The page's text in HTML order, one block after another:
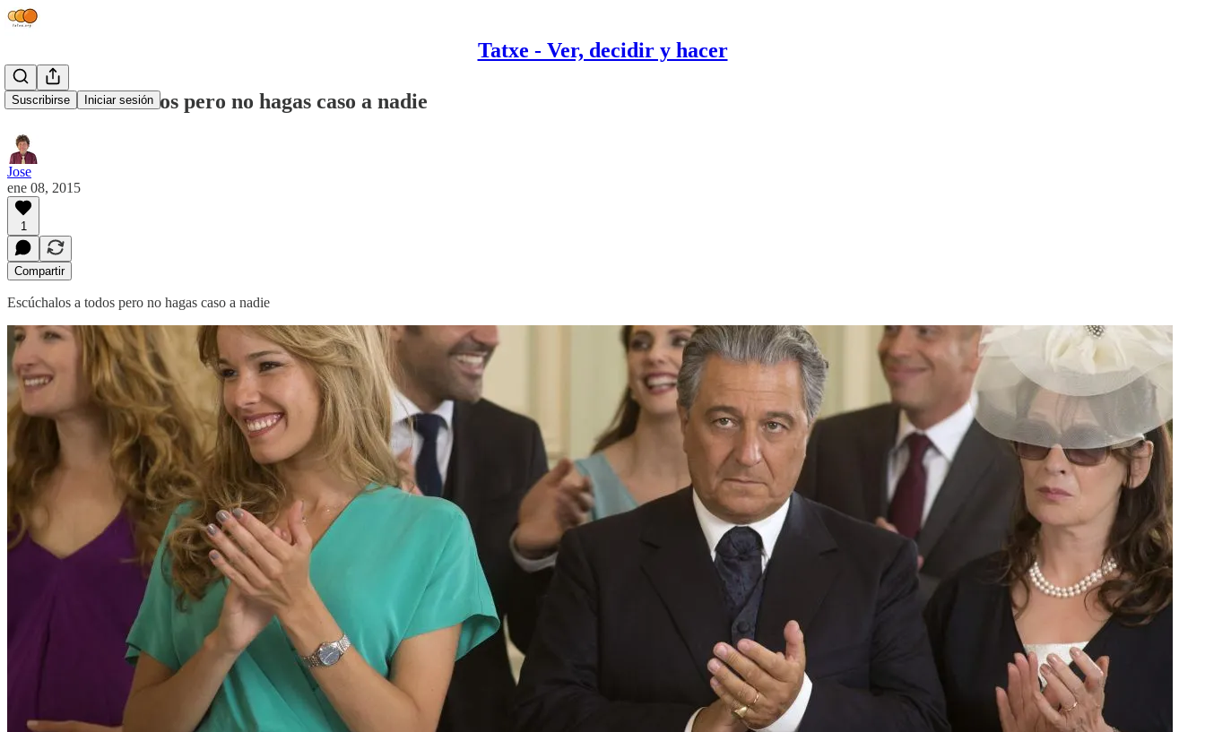
Tatxe - Ver, decidir y hacer
Suscribirse Iniciar sesión
Escúchalos a todos pero no hagas caso a nadie
Jose
ene 08, 2015
1
Compartir
Escúchalos a todos pero no hagas caso a nadie